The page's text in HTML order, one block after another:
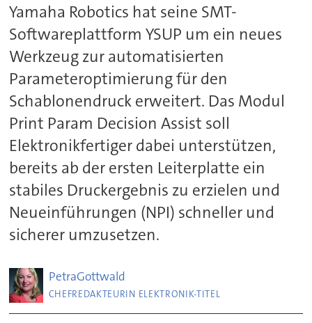
Yamaha Robotics hat seine SMT-
Softwareplattform YSUP um ein neues
Werkzeug zur automatisierten
Parameteroptimierung für den
Schablonendruck erweitert. Das Modul
Print Param Decision Assist soll
Elektronikfertiger dabei unterstützen,
bereits ab der ersten Leiterplatte ein
stabiles Druckergebnis zu erzielen und
Neueinführungen (NPI) schneller und
sicherer umzusetzen.
PetraGottwald
CHEFREDAKTEURIN ELEKTRONIK-TITEL